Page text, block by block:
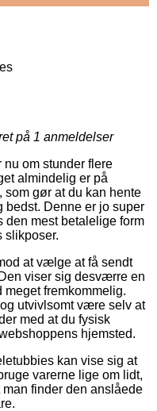
på 1 anmeldelser
nu om stunder flere
almindelig er på
gør at du kan hente
bedst. Denne er jo super
den mest betalelige form
slikposer.
at vælge at få sendt
viser sig desværre en
fremkommelig.
utvivlsomt være selv at
med at du fysisk
hjemsted.
kan vise sig at
varerne lige om lidt,
finder den anslåede